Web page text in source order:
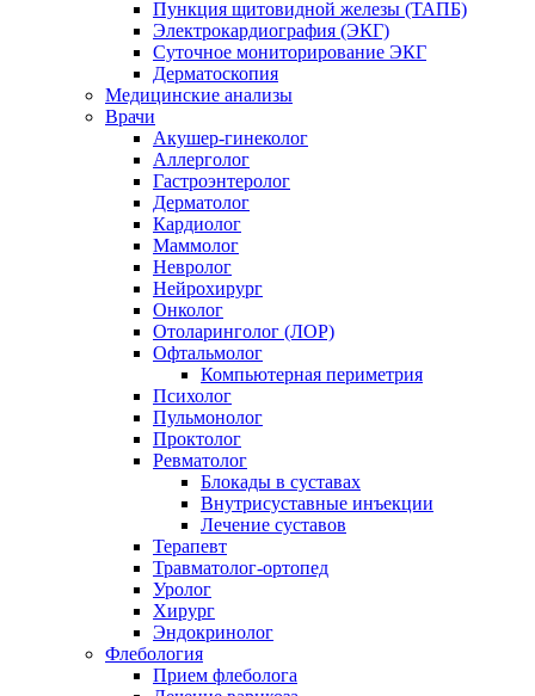
Пункция щитовидной железы (ТАПБ)
Электрокардиография (ЭКГ)
Суточное мониторирование ЭКГ
Дерматоскопия
Медицинские анализы
Врачи
Акушер-гинеколог
Аллерголог
Гастроэнтеролог
Дерматолог
Кардиолог
Маммолог
Невролог
Нейрохирург
Онколог
Отоларинголог (ЛОР)
Офтальмолог
Компьютерная периметрия
Психолог
Пульмонолог
Проктолог
Ревматолог
Блокады в суставах
Внутрисуставные инъекции
Лечение суставов
Терапевт
Травматолог-ортопед
Уролог
Хирург
Эндокринолог
Флебология
Прием флеболога